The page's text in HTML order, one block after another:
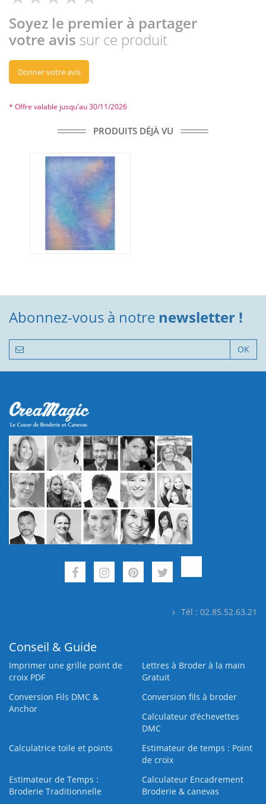
Soyez le premier à partager
votre avis sur ce produit
Donner votre avis
* Offre valable jusqu'au 30/11/2026
PRODUITS DÉJÀ VU
Abonnez-vous à notre newsletter !
OK
Tél : 02.85.52.63.21
Conseil & Guide
Imprimer une grille point de
croix PDF
Lettres à Broder à la main
Gratuit
Conversion Fils DMC &
Anchor
Conversion fils à broder
Calculateur d’échevettes
DMC
Calculatrice toile et points
Estimateur de temps : Point
de croix
Estimateur de Temps :
Broderie Traditionnelle
Calculateur Encadrement
Broderie & canevas